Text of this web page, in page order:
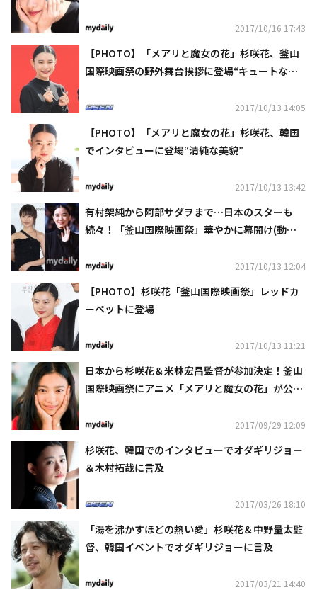
2017/10/16 17:43
【PHOTO】「メアリと魔女の花」杉咲花、釜山
国際映画祭の野外舞台挨拶に登場“キュートな笑
2017/10/13 14:05
【PHOTO】「メアリと魔女の花」杉咲花、韓国
でインタビューに登場“清純な美貌”
2017/10/13 13:42
有村架純から阿部サダヲまで…日本のスターも
続々！「釜山国際映画祭」華やかに幕開け(動画
2017/10/13 12:04
【PHOTO】杉咲花「釜山国際映画祭」レッドカ
ーペットに登場
2017/10/13 11:21
日本から杉咲花＆米林宏昌監督が参加決定！釜山
国際映画祭にアニメ「メアリと魔女の花」が公式
2017/09/29 12:09
杉咲花、韓国でのインタビューでオダギリジョー
＆木村拓哉に言及
2017/03/26 18:10
「湯を沸かすほどの熱い愛」杉咲花＆中野量太監
督、韓国イベントでオダギリジョーに言及
2017/03/21 14:40